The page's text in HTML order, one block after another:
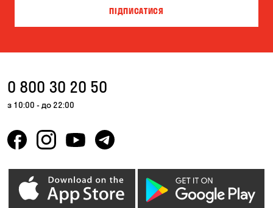
ПІДПИСАТИСЯ
0 800 30 20 50
з 10:00 - до 22:00